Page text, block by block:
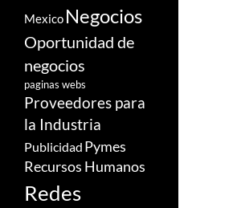
Mexico Negocios
Oportunidad de
negocios
paginas webs
Proveedores para
la Industria
Publicidad Pymes
Recursos Humanos
Redes